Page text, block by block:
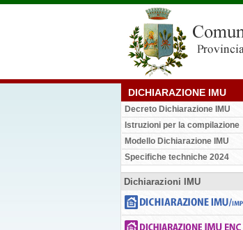
DICHIARAZIONE IMU
Decreto Dichiarazione IMU
Istruzioni per la compilazione
Modello Dichiarazione IMU
Specifiche techniche 2024
Dichiarazioni IMU